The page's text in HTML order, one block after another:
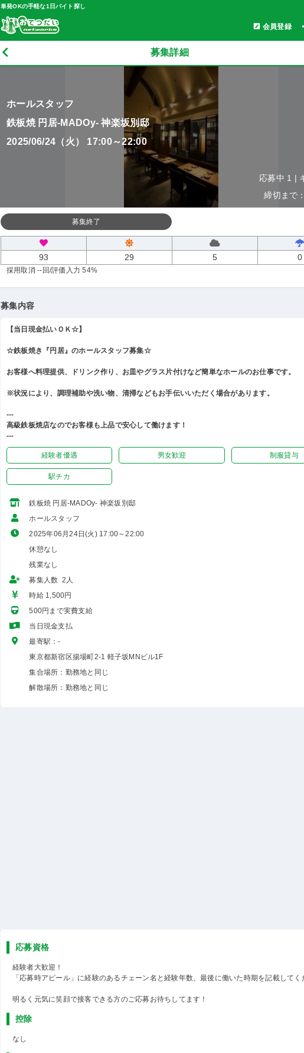
単発OKの手軽な1日バイト探し
会員登録
募集詳細
ホールスタッフ
鉄板焼 円居-MADOy- 神楽坂別邸
2025/06/24（火） 17:00～22:00
応募中 1 |
締切まで
募集終了
93 29 5 0
採用取消 --回/評価入力 54%
募集内容
【当日現金払いＯＫ☆】
☆鉄板焼き『円居』のホールスタッフ募集☆
お客様へ料理提供、ドリンク作り、お皿やグラス片付けなど簡単なホールのお仕事です。
※状況により、調理補助や洗い物、清掃などもお手伝いいただく場合があります。
---
高級鉄板焼店なのでお客様も上品で安心して働けます！
---
経験者優遇 男女歓迎 制服貸与
駅チカ
鉄板焼 円居-MADOy- 神楽坂別邸
ホールスタッフ
2025年06月24日(火) 17:00～22:00
休憩なし
残業なし
募集人数 2人
時給 1,500円
500円まで実費支給
当日現金支払
最寄駅：-
東京都新宿区揚場町2-1 軽子坂MNビル1F
集合場所：勤務地と同じ
解散場所：勤務地と同じ
応募資格
経験者大歓迎！
「応募時アピール」に経験のあるチェーン名と経験年数、最後に働いた時期を記載してく
明るく元気に笑顔で接客できる方のご応募お待ちしてます！
控除
なし